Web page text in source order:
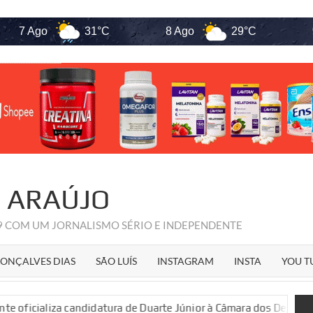
Ago 31°C 8 Ago 29°C 9
UM JORNALISMO SÉRIO E INDEPENDENTE
DIAS SÃO LUÍS INSTAGRAM INSTA YOU
candidatura de Duarte Júnior à Câmara dos Deputados